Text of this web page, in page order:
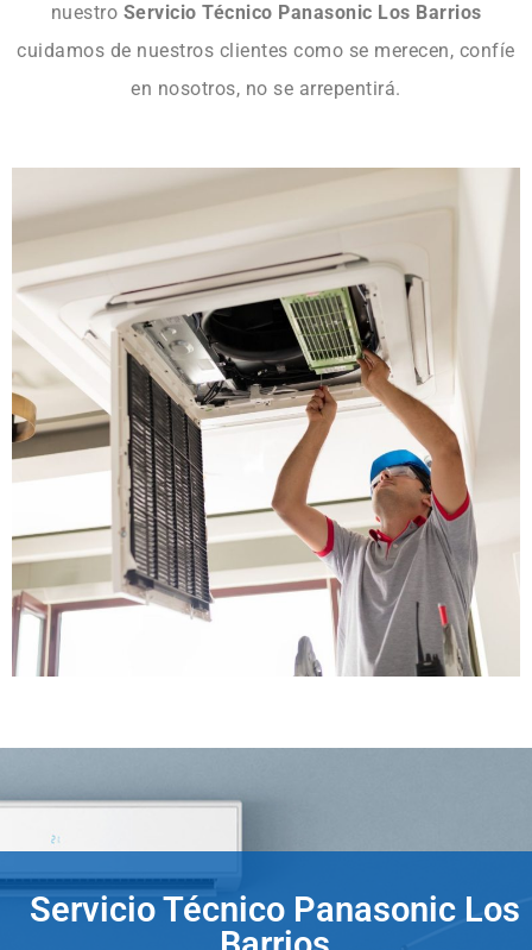
nuestro Servicio Técnico Panasonic Los Barrios
cuidamos de nuestros clientes como se merecen, confíe
en nosotros, no se arrepentirá.
Servicio Técnico Panasonic Los